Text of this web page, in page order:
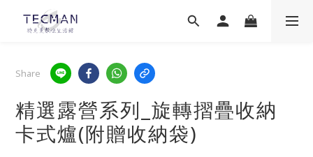
Share
精選露營系列_旋轉摺疊收納
卡式爐(附贈收納袋)